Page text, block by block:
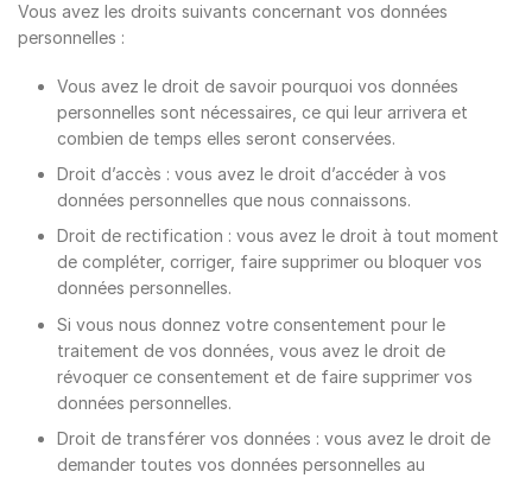
Vous avez les droits suivants concernant vos données
personnelles :
Vous avez le droit de savoir pourquoi vos données
personnelles sont nécessaires, ce qui leur arrivera et
combien de temps elles seront conservées.
Droit d’accès : vous avez le droit d’accéder à vos
données personnelles que nous connaissons.
Droit de rectification : vous avez le droit à tout moment
de compléter, corriger, faire supprimer ou bloquer vos
données personnelles.
Si vous nous donnez votre consentement pour le
traitement de vos données, vous avez le droit de
révoquer ce consentement et de faire supprimer vos
données personnelles.
Droit de transférer vos données : vous avez le droit de
demander toutes vos données personnelles au